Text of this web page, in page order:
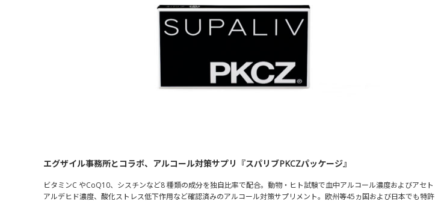
エグザイル事務所とコラボ、アルコール対策サプリ『スパリブPKCZパッケージ』
ビタミンC やCoQ10、シスチンなど8 種類の成分を独自比率で配合。動物・ヒト試験で血中アルコール濃度およびアセト
アルデヒド濃度、酸化ストレス低下作用など確認済みのアルコール対策サプリメント。欧州等45ヵ国および日本でも特許